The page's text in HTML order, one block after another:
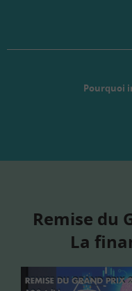
Pourquoi
Remise du
La